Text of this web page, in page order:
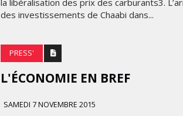
la libéralisation des prix des carburants3.
des investissements de Chaabi dans...
PRESS'
L'ÉCONOMIE EN BREF
SAMEDI 7 NOVEMBRE 2015